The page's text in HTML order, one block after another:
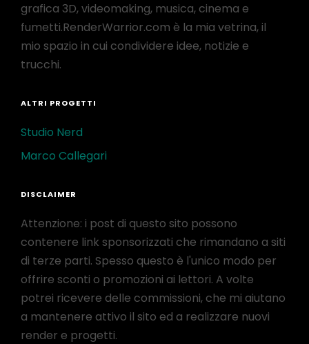
grafica 3D, videomaking, musica, cinema e
fumetti.RenderWarrior.com è la mia vetrina, il
mio spazio in cui condividere idee, notizie e
trucchi.
ALTRI PROGETTI
Studio Nerd
Marco Callegari
DISCLAIMER
Attenzione: i post di questo sito possono
contenere link sponsorizzati che rimandano a siti
di terze parti. Spesso questo è l'unico modo per
offrire sconti o promozioni ai lettori. A volte
potrei ricevere delle commissioni, che mi aiutano
a mantenere attivo il sito ed a realizzare nuovi
render e progetti.